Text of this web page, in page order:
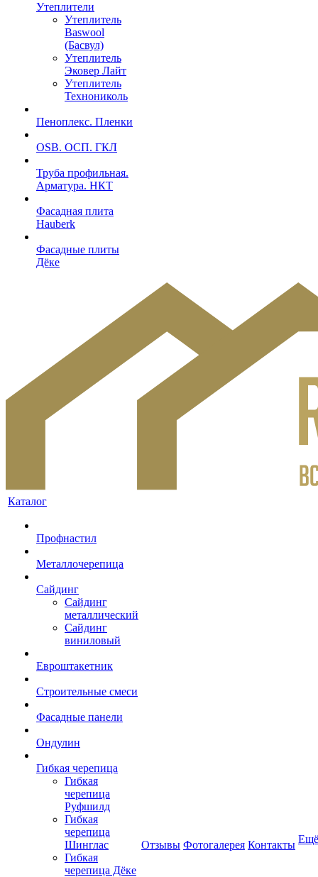
Утеплители
Утеплитель
Baswool
(Басвул)
Утеплитель
Эковер Лайт
Утеплитель
Технониколь
Пеноплекс. Пленки
OSB. ОСП. ГКЛ
Труба профильная.
Арматура. НКТ
Фасадная плита
Hauberk
Фасадные плиты
Дёке
Каталог
Профнастил
Металлочерепица
Сайдинг
Сайдинг
металлический
Сайдинг
виниловый
Евроштакетник
Строительные смеси
Фасадные панели
Ондулин
Гибкая черепица
Гибкая
черепица
Руфшилд
Гибкая
черепица
Шинглас
Гибкая
черепица Дёке
Отзывы Фотогалерея Контакты Ещё